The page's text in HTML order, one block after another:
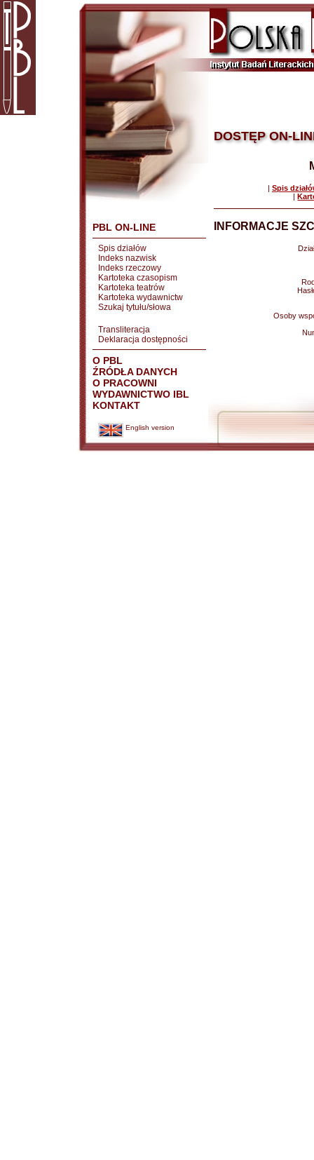
PBL ON-LINE
Spis działów
Indeks nazwisk
Indeks rzeczowy
Kartoteka czasopism
Kartoteka teatrów
Kartoteka wydawnictw
Szukaj tytułu/słowa
Transliteracja
Deklaracja dostępności
O PBL
ŹRÓDŁA DANYCH
O PRACOWNI
WYDAWNICTWO IBL
KONTAKT
English version
DOSTĘP ON-
| Spis
|
INFORMACJE
Osoby